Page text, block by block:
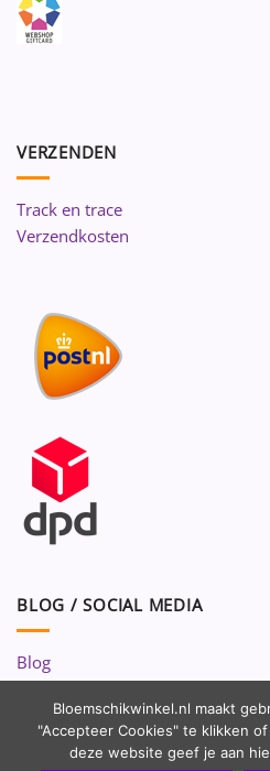
VERZENDEN
Track en trace
Verzendkosten
BLOG / SOCIAL MEDIA
Blog
Volg ons op:
Bloemschikwinkel.nl maakt
"Accepteer Cookies" te klikken
deze website geef je aan